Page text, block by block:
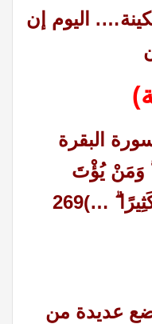
اليوم إن
البقرة
وَمَنْ يُؤْتَ
الْحِكْمَةَ فَقَدْ أُوتِيَ خَيْرًا كَثِيرًا ۗ …)269
عديدة من